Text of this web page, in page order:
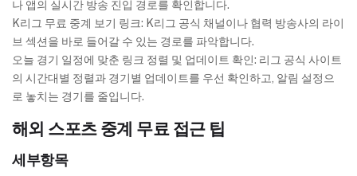
나 앱의 실시간 방송 진입 경로를 확인합니다.
K리그 무료 중계 보기 링크: K리그 공식 채널이나 협력 방송사의 라이
브 섹션을 바로 들어갈 수 있는 경로를 파악합니다.
오늘 경기 일정에 맞춘 링크 정렬 및 업데이트 확인: 리그 공식 사이트
의 시간대별 정렬과 경기별 업데이트를 우선 확인하고, 알림 설정으
로 놓치는 경기를 줄입니다.
해외 스포츠 중계 무료 접근 팁
세부항목